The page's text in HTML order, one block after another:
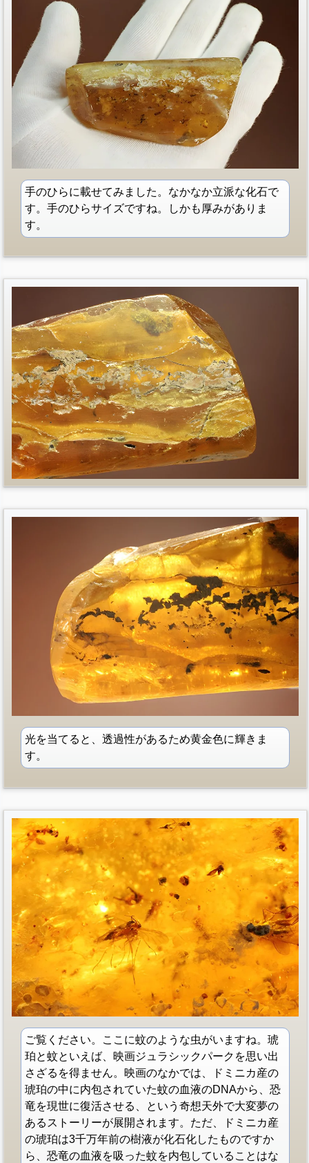
手のひらに載せてみました。なかなか立派な化石で
す。手のひらサイズですね。しかも厚みがありま
す。
光を当てると、透過性があるため黄金色に輝きま
す。
ご覧ください。ここに蚊のような虫がいますね。琥
珀と蚊といえば、映画ジュラシックパークを思い出
さざるを得ません。映画のなかでは、ドミニカ産の
琥珀の中に内包されていた蚊の血液のDNAから、恐
竜を現世に復活させる、という奇想天外で大変夢の
あるストーリーが展開されます。ただ、ドミニカ産
の琥珀は3千万年前の樹液が化石化したものですか
ら、恐竜の血液を吸った蚊を内包していることはな